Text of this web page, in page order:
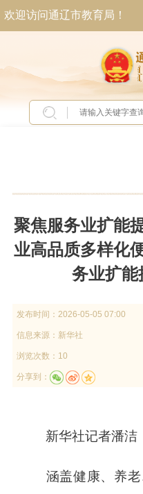
欢迎访问通辽市教育局！
聚焦服务业扩能
业高品质多样化
务业扩能
发布时间： 2026-05-05 07:00
信息来源： 新华社
浏览次数：10
分享到：
新华社记者潘洁
涵盖健康、养老